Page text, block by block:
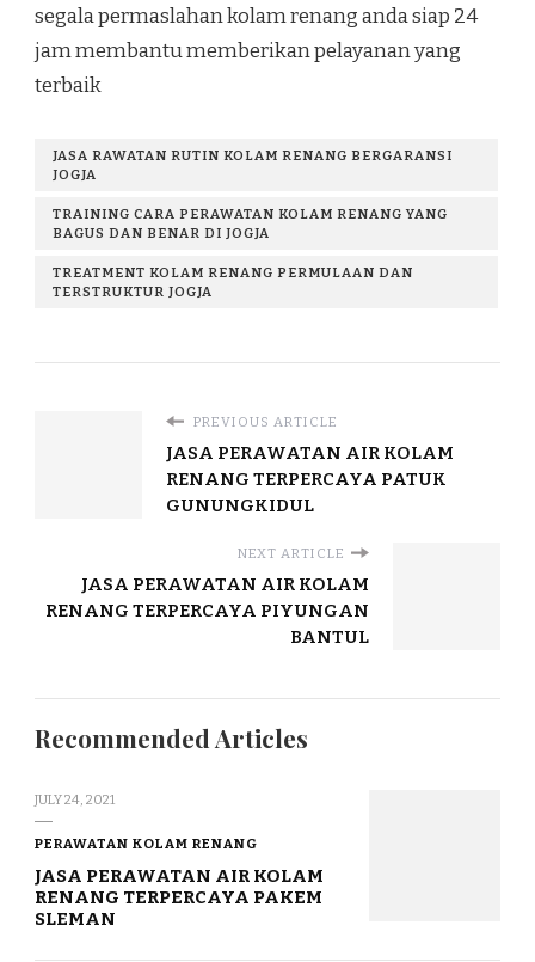
segala permaslahan kolam renang anda siap 24
jam membantu memberikan pelayanan yang
terbaik
JASA RAWATAN RUTIN KOLAM RENANG BERGARANSI
JOGJA
TRAINING CARA PERAWATAN KOLAM RENANG YANG
BAGUS DAN BENAR DI JOGJA
TREATMENT KOLAM RENANG PERMULAAN DAN
TERSTRUKTUR JOGJA
PREVIOUS ARTICLE
JASA PERAWATAN AIR KOLAM
RENANG TERPERCAYA PATUK
GUNUNGKIDUL
NEXT ARTICLE
JASA PERAWATAN AIR KOLAM
RENANG TERPERCAYA PIYUNGAN
BANTUL
Recommended Articles
JULY 24, 2021
PERAWATAN KOLAM RENANG
JASA PERAWATAN AIR KOLAM
RENANG TERPERCAYA PAKEM
SLEMAN